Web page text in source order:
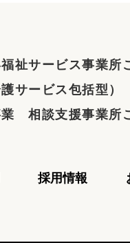
祉サービス事業所
サービス包括型
業 相談支援事業所
採用情報